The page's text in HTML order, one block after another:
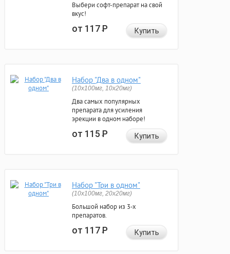
Выбери софт-препарат на свой
вкус!
от 117Р Купить
Набор "Два в одном"
(10x100мг, 10x20мг)
Два самых популярных
препарата для усиления
эрекции в одном наборе!
от 115Р Купить
Набор "Три в одном"
(10x100мг, 20x20мг)
Большой набор из 3-х
препаратов.
от 117Р Купить